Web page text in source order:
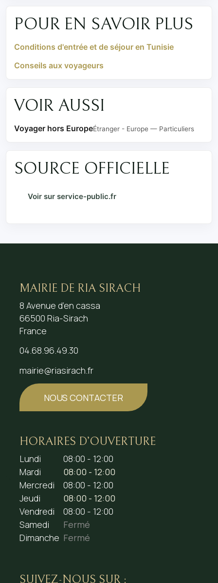
POUR EN SAVOIR PLUS
Conditions d'entrée et de séjour en Tunisie
Conseils aux voyageurs
VOIR AUSSI
Voyager hors EuropeÉtranger - Europe — Particuliers
SOURCE OFFICIELLE
Voir sur service-public.fr
MAIRIE DE RIA SIRACH
8 Avenue d’en cassa
66500 Ria-Sirach
France
04.68.96.49.30
mairie@riasirach.fr
NOUS CONTACTER
HORAIRES D’OUVERTURE
Lundi
08:00 - 12:00
Mardi
08:00 - 12:00
Mercredi
08:00 - 12:00
Jeudi
08:00 - 12:00
Vendredi
08:00 - 12:00
Samedi
Fermé
Dimanche Fermé
SUIVEZ-NOUS SUR :